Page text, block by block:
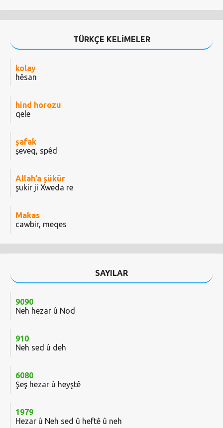
TÜRKÇE KELİMELER
kolay
hêsan
hind horozu
qele
şafak
şeveq, spêd
Allah’a şükür
şukir ji Xweda re
Makas
cawbir, meqes
SAYILAR
9090
Neh hezar û Nod
910
Neh sed û deh
6080
Şeş hezar û heyştê
1979
Hezar û Neh sed û heftê û neh